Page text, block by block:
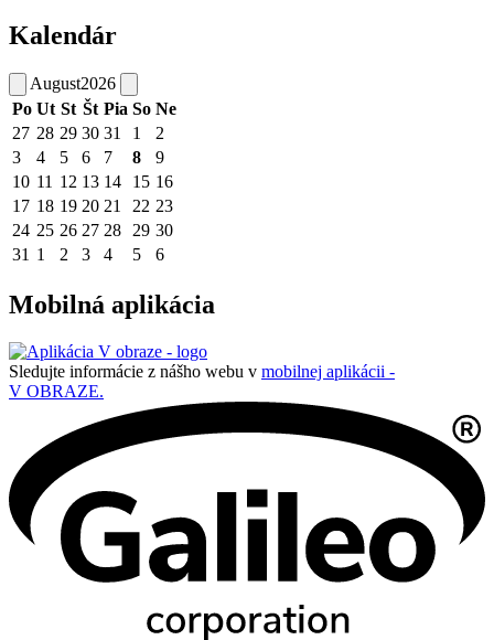
Kalendár
August2026
Po Ut St Št Pia So Ne
27 28 29 30 31 1
2
3
4 5 6 7 8
9
10 11 12 13 14 15 16
17 18 19 20 21 22 23
24 25 26 27 28 29 30
31 1 2 3 4 5 6
Mobilná aplikácia
Sledujte informácie z nášho webu v mobilnej aplikácii -
V OBRAZE.